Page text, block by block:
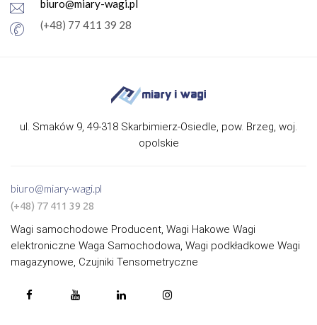
biuro@miary-wagi.pl
(+48) 77 411 39 28
ul. Smaków 9, 49-318 Skarbimierz-Osiedle, pow. Brzeg, woj.
opolskie
biuro@miary-wagi.pl
(+48) 77 411 39 28
Wagi samochodowe Producent, Wagi Hakowe Wagi
elektroniczne Waga Samochodowa, Wagi podkładkowe Wagi
magazynowe, Czujniki Tensometryczne